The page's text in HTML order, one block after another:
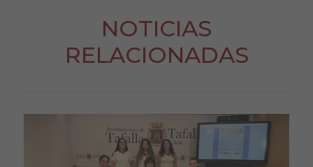
NOTICIAS
RELACIONADAS